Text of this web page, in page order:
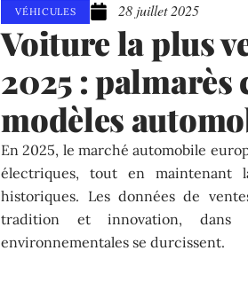
VÉHICULES 28 juillet 2025
Voiture la plus
2025 : palmarès
modèles
En 2025, le marché automobile
électriques, tout en maintenant
historiques. Les données de
tradition et innovation, dans
environnementales se durcissent.